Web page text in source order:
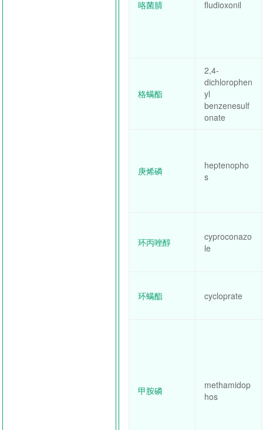
咯菌腈 fludioxonil
格螨酯
2,4-
dichlorophen
yl
benzenesulf
onate
庚烯磷
heptenopho
s
环丙唑醇
cyproconazo
le
环螨酯 cycloprate
甲胺磷
methamidop
hos